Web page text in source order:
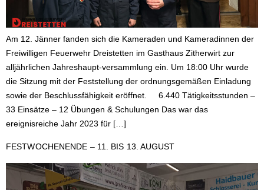
Am 12. Jänner fanden sich die Kameraden und Kameradinnen der
Freiwilligen Feuerwehr Dreistetten im Gasthaus Zitherwirt zur
alljährlichen Jahreshaupt-versammlung ein. Um 18:00 Uhr wurde
die Sitzung mit der Feststellung der ordnungsgemäßen Einladung
sowie der Beschlussfähigkeit eröffnet. 6.440 Tätigkeitsstunden –
33 Einsätze – 12 Übungen & Schulungen Das war das
ereignisreiche Jahr 2023 für […]
FESTWOCHENENDE – 11. BIS 13. AUGUST